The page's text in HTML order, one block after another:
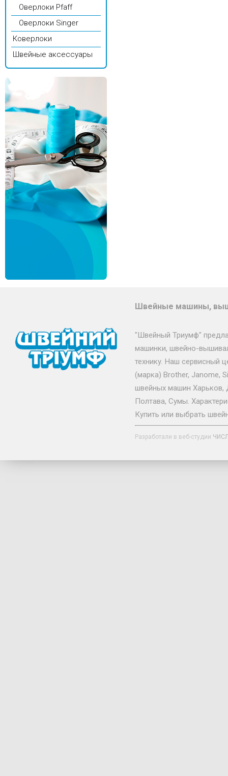
Оверлоки Pfaff
Оверлоки Singer
Коверлоки
Швейные аксессуары
Швейные машины,
"Швейный Триумф"
машинки, швейно-
технику. Наш сервисный
(марка) Brother, Janome,
швейных машин Харьков,
Полтава, Сумы.
Купить или выбрать
Разработали в веб-студии